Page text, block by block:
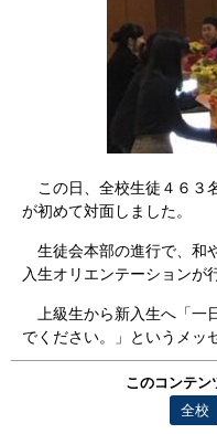
この日、全校生徒４６３
が初めて対面しました。
生徒会本部の進行で、和
入生オリエンテーションが
上級生から新入生へ「一
でください。」というメッ
このコンテン
全校